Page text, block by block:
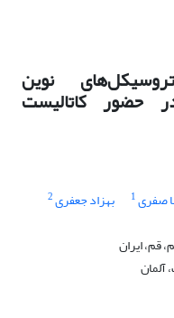
نوین
حضور کاتالیست
صفری1 بهزاد جعفری2
قم، ایران